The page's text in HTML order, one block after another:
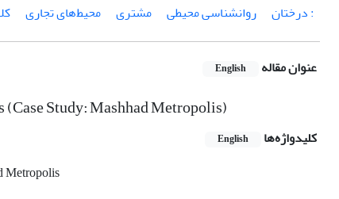
: درختان
روانشناسی محیطی مشتری محیط‌های تجاری
عنوان مقاله English
Study: Mashhad Metropolis)
کلیدواژه‌ها English
Metropolis